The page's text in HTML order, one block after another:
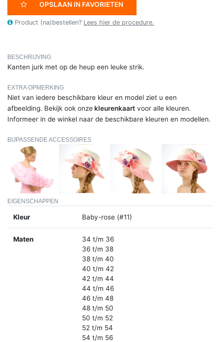
OPSLAAN IN FAVORIETEN
Product (na)bestellen? Lees hier de procedure.
BESCHRIJVING
Kanten jurk met op de heup een leuke strik.
EXTRA OPMERKING
Niet van iedere beschikbare kleur en model ziet u een
afbeelding. Bekijk ook onzekleurenkaart voor alle kleuren.
Informeer in de winkel naar de beschikbare kleuren en modellen.
BIJPASSENDE ACCESSOIRES
EIGENSCHAPPEN
Kleur Baby-rose (#11)
Maten
34 t/m 36
36 t/m 38
38 t/m 40
40 t/m 42
42 t/m 44
44 t/m 46
46 t/m 48
48 t/m 50
50 t/m 52
52 t/m 54
54 t/m 56